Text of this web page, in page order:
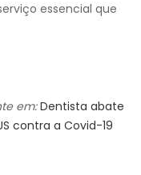
essencial que
em: Dentista abate
contra a Covid-19